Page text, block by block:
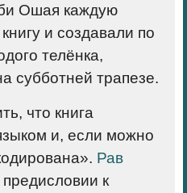
Ошая каждую
и создавали по
телёнка,
субботней трапезе.
что книга
и, если можно
Рав
предисловии к